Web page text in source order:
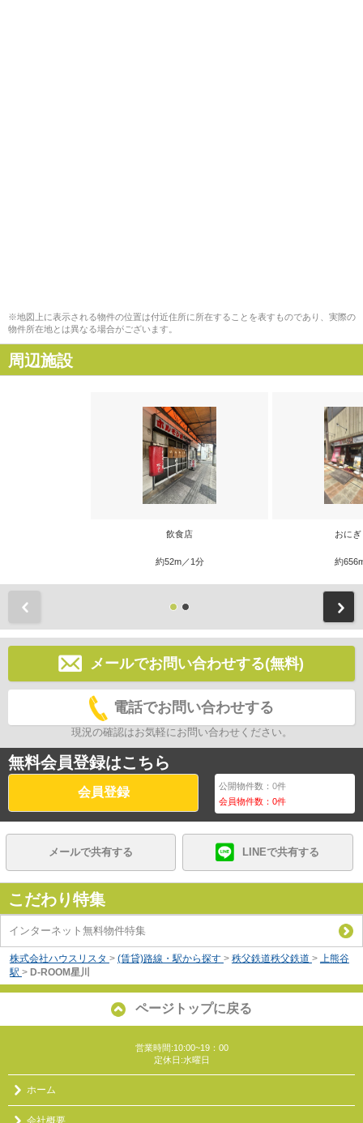
※地図上に表示される物件の位置は付近住所に所在することを表すものであり、実際の
物件所在地とは異なる場合がございます。
周辺施設
飲食店
約52m／1分
おに
約
メールでお問い合わせする(無料)
電話でお問い合わせする
現況の確認はお気軽にお問い合わせください。
無料会員登録はこちら
会員登録 公開物件数：0件
会員物件数：0件
メールで共有する LINEで共有する
こだわり特集
インターネット無料物件特集
株式会社ハウスリスタ > (賃貸)路線・駅から探す > 秩父鉄道秩父鉄道 > 上熊谷
駅 > D-ROOM星川
ページトップに戻る
営業時間:10:00~19：00
定休日:水曜日
ホーム